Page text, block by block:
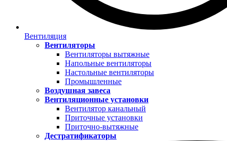
Вентиляция
Вентиляторы
Вентиляторы вытяжные
Напольные вентиляторы
Настольные вентиляторы
Промышленные
Воздушная завеса
Вентиляционные установки
Вентилятор канальный
Приточные установки
Приточно-вытяжные
Дестратификаторы